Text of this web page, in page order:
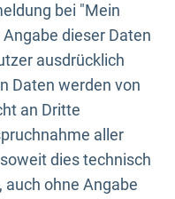
bei "Mein
dieser Daten
ausdrücklich
Daten werden von
an Dritte
aller
dies technisch
ohne Angabe